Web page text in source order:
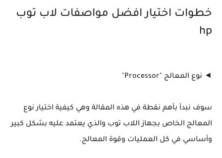
خطوات اختيار افضل مواصفات لاب توب
hp
◄ نوع المعالج "Processor"
سوف نبدأ بأهم نقطة في هذه المقالة وهي كيفية اختيار نوع
المعالج الخاص بجهاز اللاب توب والذي يعتمد عليه بشكل كبير
وأساسي في كل العمليات وقوة المعالج.